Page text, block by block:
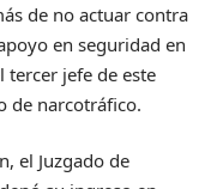
de no actuar contra
en seguridad en
tercer jefe de este
de narcotráfico.
el Juzgado de